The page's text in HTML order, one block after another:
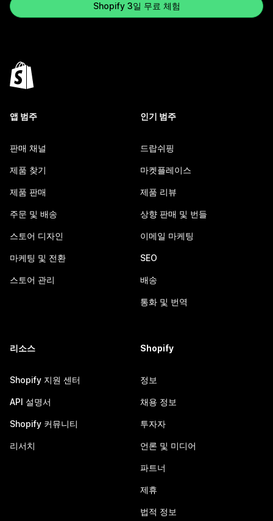
Shopify 3일 무료 체험
앱 범주
판매 채널
제품 찾기
제품 판매
주문 및 배송
스토어 디자인
마케팅 및 전환
스토어 관리
인기 범주
드랍쉬핑
마켓플레이스
제품 리뷰
상향 판매 및 번들
이메일 마케팅
SEO
배송
통화 및 번역
리소스
Shopify 지원 센터
API 설명서
Shopify 커뮤니티
리서치
Shopify
정보
채용 정보
투자자
언론 및 미디어
파트너
제휴
법적 정보